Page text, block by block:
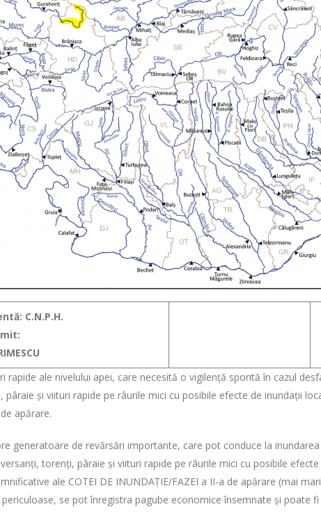
C.N.P.H.
rapide ale nivelului apei, care necesită o vigilență sporită în cazul
și viituri rapide pe râurile mici cu posibile efecte de inundații
apărare.
generatoare de revărsări importante, care pot conduce la
torenți, pâraie și viituri rapide pe râurile mici cu posibile
ale COTEI DE INUNDAȚIE/FAZEI a II-a de apărare (mai
se pot înregistra pagube economice însemnate și poate